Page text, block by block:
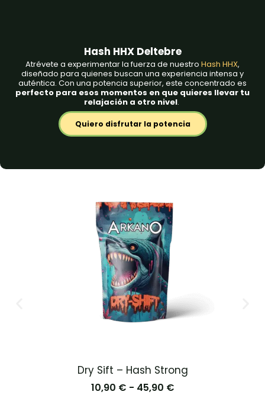
Hash HHX Deltebre
Atrévete a experimentar la fuerza de nuestro Hash HHX,
diseñado para quienes buscan una experiencia intensa y
auténtica. Con una potencia superior, este concentrado es
perfecto para esos momentos en que quieres llevar tu
relajación a otro nivel.
Quiero disfrutar la potencia
Dry Sift – Hash Strong
10,90 € - 45,90 €